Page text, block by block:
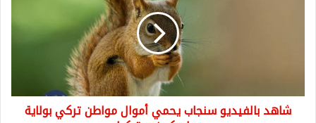
ديار
شاهد بالفيديو سنجاب يحمي أموال مواطن تركي بولاية